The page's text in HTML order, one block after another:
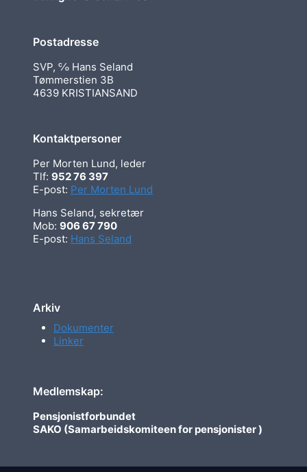
Postadresse
SVP, ℅ Hans Seland
Tømmerstien 3B
4639 KRISTIANSAND
Kontaktpersoner
Per Morten Lund, leder
Tlf: 952 76 397
E-post: Per Morten Lund
Hans Seland, sekretær
Mob: 906 67 790
E-post: Hans Seland
Arkiv
Dokumenter
Linker
Medlemskap:
Pensjonistforbundet
SAKO (Samarbeidskomiteen for pensjonister )